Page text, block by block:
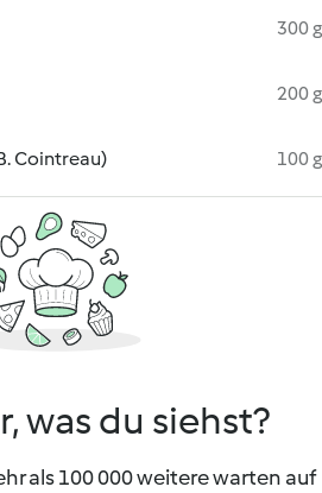
300 g
200 g
Cointreau) 100 g
was du siehst?
als 100 000 weitere warten auf